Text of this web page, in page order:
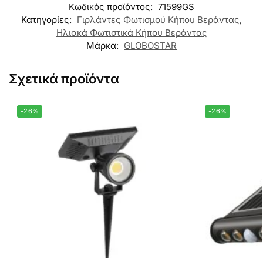
Κωδικός προϊόντος: 71599GS
Κατηγορίες: Γιρλάντες Φωτισμού Κήπου Βεράντας,
Ηλιακά Φωτιστικά Κήπου Βεράντας
Μάρκα: GLOBOSTAR
Σχετικά προϊόντα
-26% -26%